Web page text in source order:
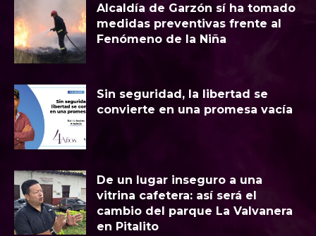
Alcaldía de Garzón sí ha tomado
medidas preventivas frente al
Fenómeno de la Niña
Sin seguridad, la libertad se
convierte en una promesa vacía
​De un lugar inseguro a una
vitrina cafetera: así será el
cambio del parque La Valvanera
en Pitalito